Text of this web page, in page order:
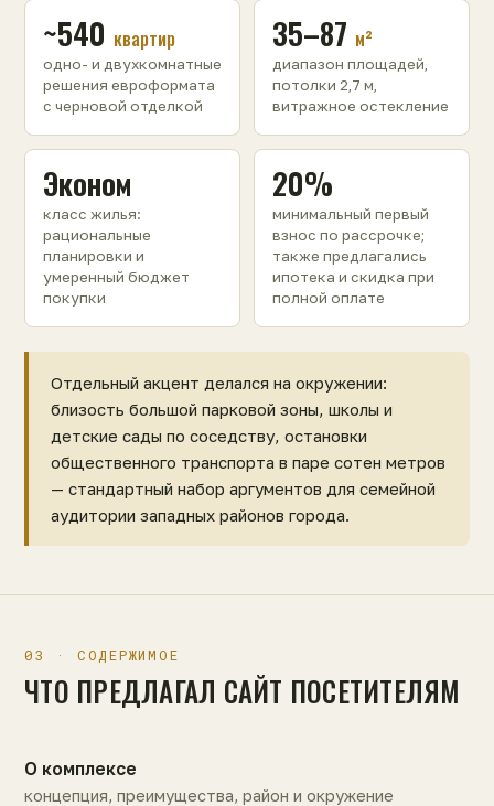
~540 квартир
одно- и двухкомнатные
решения евроформата
с черновой отделкой
35–87 м²
диапазон площадей,
потолки 2,7 м,
витражное остекление
Эконом
класс жилья:
рациональные
планировки и
умеренный бюджет
покупки
20%
минимальный первый
взнос по рассрочке;
также предлагались
ипотека и скидка при
полной оплате
Отдельный акцент делался на окружении:
близость большой парковой зоны, школы и
детские сады по соседству, остановки
общественного транспорта в паре сотен метров
— стандартный набор аргументов для семейной
аудитории западных районов города.
03 · СОДЕРЖИМОЕ
ЧТО ПРЕДЛАГАЛ САЙТ ПОСЕТИТЕЛЯМ
О комплексе
концепция, преимущества, район и окружение